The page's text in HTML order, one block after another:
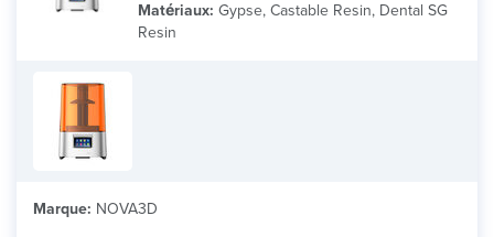
Matériaux: Gypse, Castable Resin, Dental SG
Resin
Marque: NOVA3D